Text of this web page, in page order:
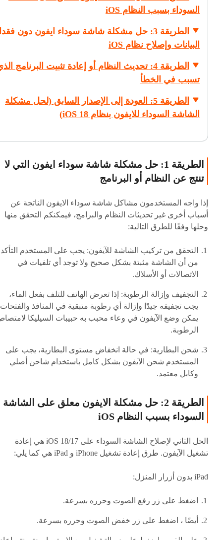
السوداء بسبب النظام iOS
الطريقة 3: حل مشكلة شاشة سوداء ايفون دون
البيانات وإصلاح نظام iOS
الطريقة 4: تحديث النظام أو إعادة تثبيت البرنامج
تسبب في الخطأ
الطريقة 5: العودة إلى الإصدار السابق (لحل مشكلة
الشاشة السوداء للايفون بنظام iOS 18)
الطريقة 1: حل مشكلة شاشة سوداء ايفون التي لا
تنتج عن النظام أو البرنامج
إذا واجه المستخدمون مشاكل شاشة سوداء الايفون الناتجة عن
أسباب أخرى غير تحديثات النظام والبرامج، فيمكنكم التحقق منها
وحلها وفقًا للطرق التالية:
التحقق من تركيب الشاشة للآيفون: يجب على المستخدم التأكد
من أن الشاشة مثبتة بشكل صحيح ولا توجد أي تلفيات في
الاتصالات أو الأسلاك.
التجفيف وإزالة الرطوبة: إذا تعرض الهاتف للتلف بفعل الماء،
يجب تجفيفه جيدًا وإزالة أي رطوبة متبقية في المنافذ
يمكن وضع الآيفون في وعاء محبب به حبيبات السيليكا
الرطوبة.
شحن البطارية: في حالة انخفاض مستوى البطارية، يجب على
المستخدم شحن الآيفون بشكل كامل باستخدام شاحن أصلي
وكابل معتمد.
الطريقة 2: حل مشكلة الايفون معلق على الشاشة
السوداء بسبب النظام iOS
الحل الثاني لإصلاح الشاشة السوداء على iOS 18/17 هي إعادة
تشغيل الآيفون. طرق إعادة تشغيل iPhone و iPad هي كما يلي:
iPad بدون أزرار المنزل:
اضغط على زر رفع الصوت وحرره بسرعة.
أيضًا ، اضغط على زر خفض الصوت وحرره بسرعة.